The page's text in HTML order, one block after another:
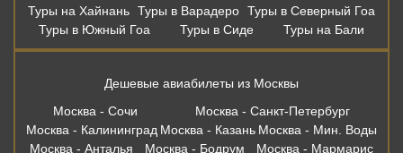
Туры на Хайнань Туры в Варадеро Туры в Северный Гоа
Туры в Южный Гоа
Туры в Сиде Туры на Бали
Дешевые авиабилеты из Москвы
Москва - Сочи
Москва - Санкт-Петербург
Москва - Калининград Москва - Казань Москва - Мин. Воды
Москва - Анталья
Москва - Бодрум Москва - Мармарис